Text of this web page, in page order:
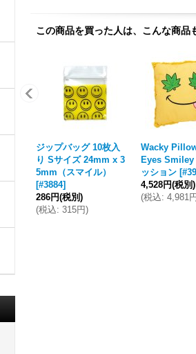
この商品を買った人は、こんな商品
ジップバッグ 10枚入
り Sサイズ 24mm x 3
5mm（スマイル）
[#3884]
286円(税別)
(税込: 315円)
Wacky
Eyes Smiley
ッション [
4,528円(税別)
(税込: 4,981円